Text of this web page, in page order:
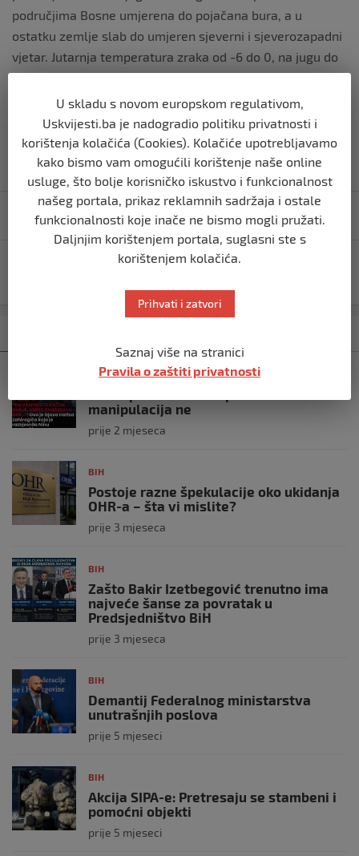
područjima Bosne umjerena do pojačana bura, a u
ostatku zemlje slab do umjeren sjeverni i sjeverozapadni
vjetar. Jutarnja temperatura zraka od -6 do 0, na jugu do
3, a dnevna od -4 do 2, na jugu do 10 °C.
Izvor vijesti:haber.ba
Navigacija
objava
KAKO SAM JA NASTALA
Premijer USK-a Nijaz Hušić održao sastanak sa
BIH
manipulacija ne
prije 2 mjeseca
BIH
Postoje razne špekulacije oko ukidanja
OHR-a – šta vi mislite?
prije 3 mjeseca
BIH
Zašto Bakir Izetbegović trenutno ima
najveće šanse za povratak u
Predsjedništvo BiH
prije 3 mjeseca
BIH
Demantij Federalnog ministarstva
unutrašnjih poslova
prije 5 mjeseci
BIH
Akcija SIPA-e: Pretresaju se stambeni i
pomoćni objekti
prije 5 mjeseci
U skladu s novom europskom regulativom,
Uskvijesti.ba je nadogradio politiku privatnosti i
korištenja kolačića (Cookies). Kolačiće upotrebljavamo
kako bismo vam omogućili korištenje naše online
usluge, što bolje korisničko iskustvo i funkcionalnost
našeg portala, prikaz reklamnih sadržaja i ostale
funkcionalnosti koje inače ne bismo mogli pružati.
Daljnjim korištenjem portala, suglasni ste s
korištenjem kolačića.
Prihvati i zatvori
Saznaj više na stranici
Pravila o zaštiti privatnosti